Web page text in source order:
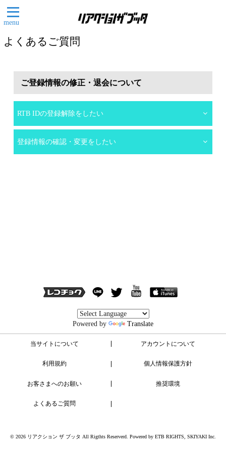
menu
よくあるご質問
ご登録情報の修正・退会について
RTB IDの登録解除をしたい
登録情報の確認・変更をしたい
Powered by Translate
当サイトについて アカウントについて
利用規約 個人情報保護方針
お客さまへのお願い 推奨環境
よくあるご質問
© 2026 リアクション ザ ブッタ All Rigthts Reserverd. Powered by ETB RIGHTS, SKIYAKI Inc.